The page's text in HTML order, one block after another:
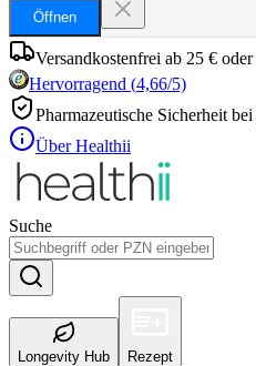
Öffnen
Versandkostenfrei ab 25 €
Hervorragend (4,66/5)
Pharmazeutische Sicherheit
Über Healthii
Suche
Longevity Hub Rezept